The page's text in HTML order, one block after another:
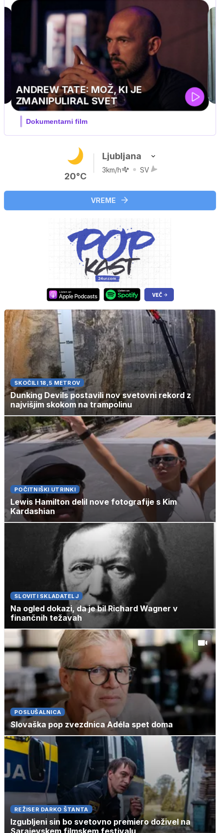
20°C
Ljubljana
3km/h SV
VREME
SKOČILI 18,5 METROV
Dunking Devils postavili nov svetovni rekord z
najvišjim skokom na trampolinu
POČITNIŠKI UTRINKI
Lewis Hamilton delil nove fotografije s Kim
Kardashian
SLOVITI SKLADATELJ
Na ogled dokazi, da je bil Richard Wagner v
finančnih težavah
POSLUŠALNICA
Slovaška pop zvezdnica Adéla spet doma
REŽISER DARKO ŠTANTA
Izgubljeni sin bo svetovno premiero doživel na